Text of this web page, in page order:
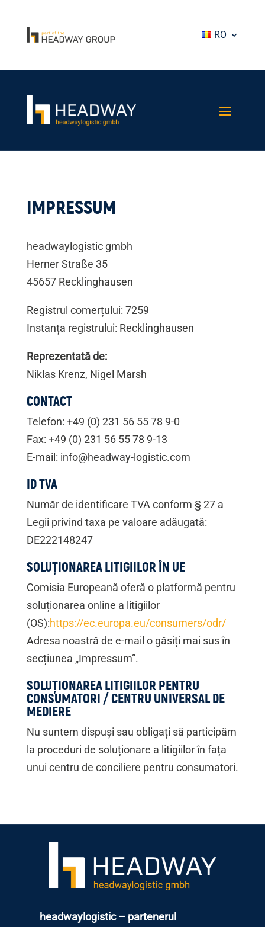
RO
IMPRESSUM
headwaylogistic gmbh
Herner Straße 35
45657 Recklinghausen
Registrul comerțului: 7259
Instanța registrului: Recklinghausen
Reprezentată de:
Niklas Krenz, Nigel Marsh
CONTACT
Telefon: +49 (0) 231 56 55 78 9-0
Fax: +49 (0) 231 56 55 78 9-13
E-mail: info@headway-logistic.com
ID TVA
Număr de identificare TVA conform § 27 a
Legii privind taxa pe valoare adăugată:
DE222148247
SOLUȚIONAREA LITIGIILOR ÎN UE
Comisia Europeană oferă o platformă pentru
soluționarea online a litigiilor
(OS):https://ec.europa.eu/consumers/odr/
Adresa noastră de e-mail o găsiți mai sus în
secțiunea „Impressum”.
SOLUȚIONAREA LITIGIILOR PENTRU
CONSUMATORI / CENTRU UNIVERSAL DE
MEDIERE
Nu suntem dispuși sau obligați să participăm
la proceduri de soluționare a litigiilor în fața
unui centru de conciliere pentru consumatori.
headwaylogistic – partenerul